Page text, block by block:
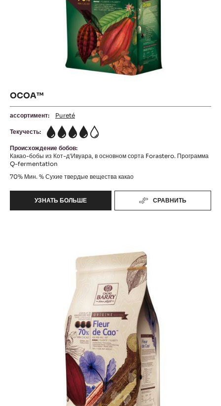
OCOA™
ассортимент: Pureté
Текучесть:
4
Происхождение бобов:
Какао-бобы из Кот-д'Ивуара, в основном сорта Forastero. Программа
Q-fermentation
70% Мин. % Сухие твердые вещества какао
УЗНАТЬ БОЛЬШЕ
-
СРАВНИТЬ